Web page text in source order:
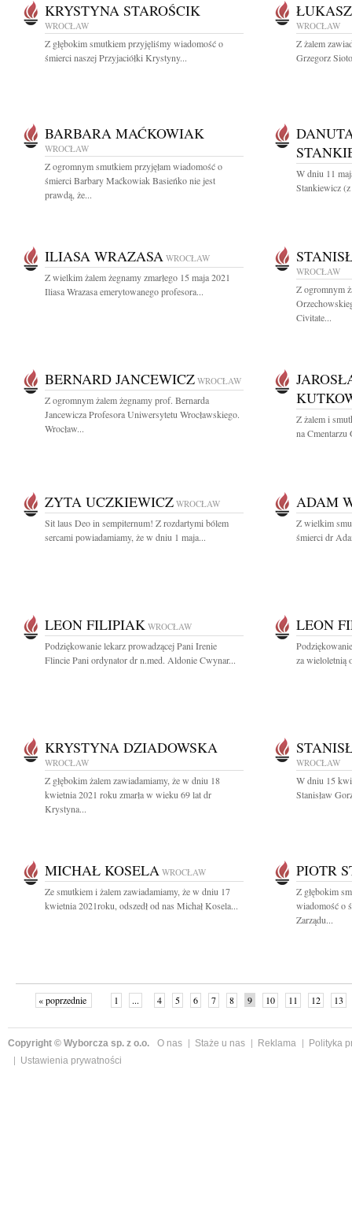
KRYSTYNA STAROŚCIK
WROCŁAW
Z głębokim smutkiem przyjęliśmy wiadomość o
śmierci naszej Przyjaciółki Krystyny...
WROCŁAW
Z żalem
Grzegorz
BARBARA MAĆKOWIAK
WROCŁAW
Z ogromnym smutkiem przyjęłam wiadomość o
śmierci Barbary Maćkowiak Basieńko nie jest
prawdą, że...
W dniu 11
Stankiewicz
ILIASA WRAZASA WROCŁAW
Z wielkim żalem żegnamy zmarłego 15 maja 2021
Iliasa Wrazasa emerytowanego profesora...
WROCŁAW
Z ogromnym
Civitate...
BERNARD JANCEWICZ WROCŁAW
Z ogromnym żalem żegnamy prof. Bernarda
Jancewicza Profesora Uniwersytetu Wrocławskiego.
Wrocław...
Z żalem i
na Cmentarzu
ZYTA UCZKIEWICZ WROCŁAW
Sit laus Deo in sempiternum! Z rozdartymi bólem
sercami powiadamiamy, że w dniu 1 maja...
ADAM
Z wielkim
śmierci dr
LEON FILIPIAK WROCŁAW
Podziękowanie lekarz prowadzącej Pani Irenie
Flincie Pani ordynator dr n.med. Aldonie Cwynar...
LEON
za wieloletnią
KRYSTYNA DZIADOWSKA
WROCŁAW
Z głębokim żalem zawiadamiamy, że w dniu 18
kwietnia 2021 roku zmarła w wieku 69 lat dr
Krystyna...
WROCŁAW
W dniu 15
Stanisław
MICHAŁ KOSELA WROCŁAW
Ze smutkiem i żalem zawiadamiamy, że w dniu 17
kwietnia 2021roku, odszedł od nas Michał Kosela...
PIOTR
Z głębokim
wiadomość o
Zarządu...
« poprzednie 1 ... 4 5 6 7 8 9 10 11 12 13
Copyright © Wyborcza sp. z o.o. O nas Staże u nas Reklama
Polityka
Ustawienia prywatności